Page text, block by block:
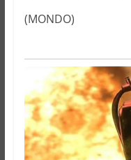
(MONDO)